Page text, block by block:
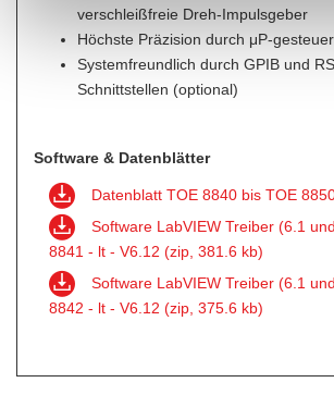
verschleißfreie Dreh-Impulsgeber
Höchste Präzision durch μP-
Systemfreundlich durch GPIB und
Schnittstellen (optional)
Software & Datenblätter
Datenblatt TOE 8840 bis TOE
Software LabVIEW Treiber (6.1
8841 - lt - V6.12 (zip, 381.6 kb)
Software LabVIEW Treiber (6.1
8842 - lt - V6.12 (zip, 375.6 kb)